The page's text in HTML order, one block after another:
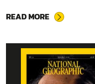
READ MORE